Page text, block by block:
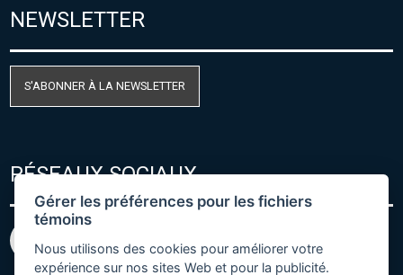
NEWSLETTER
S'ABONNER À LA NEWSLETTER
RÉSEAUX SOCIAUX
Gérer les préférences pour les fichiers
témoins
Nous utilisons des cookies pour améliorer votre
expérience sur nos sites Web et pour la publicité.